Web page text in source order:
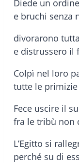
Diede un
e bruchi senza
divorarono
e distrussero il
Colpì nel loro
tutte le
Fece uscire il
fra le tribù non
L’Egitto si
perché su di